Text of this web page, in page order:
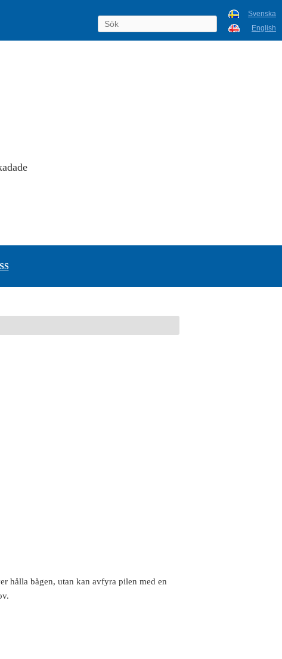
Svenska
English
hålla bågen, utan kan avfyra pilen med en